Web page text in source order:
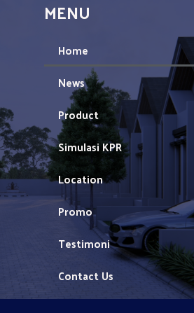
MENU
Home
News
Product
Simulasi KPR
Location
Promo
Testimoni
Contact Us